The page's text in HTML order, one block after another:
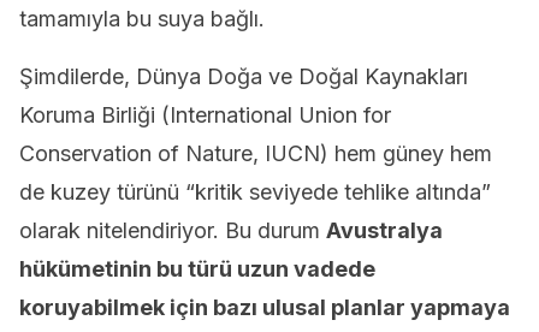
tamamıyla bu suya bağlı.
Şimdilerde, Dünya Doğa ve Doğal Kaynakları
Koruma Birliği (International Union for
Conservation of Nature, IUCN) hem güney hem
de kuzey türünü “kritik seviyede tehlike altında”
olarak nitelendiriyor. Bu durum Avustralya
hükümetinin bu türü uzun vadede
koruyabilmek için bazı ulusal planlar yapmaya